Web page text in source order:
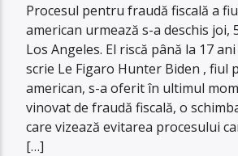
Procesul pentru fraudă fiscală a
american urmează s-a deschis joi,
Los Angeles. El riscă până la 17
scrie Le Figaro Hunter Biden , fiul
american, s-a oferit în ultimul
vinovat de fraudă fiscală, o
care vizează evitarea procesului
[…]